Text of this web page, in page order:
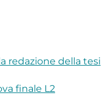
redazione della tesi
finale L2